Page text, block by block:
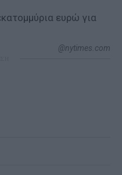
@nytimes.com